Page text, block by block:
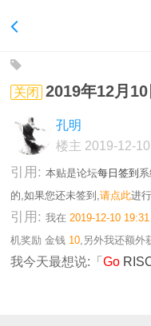
关闭 2019年12月
孔明
楼主 2019-12-
引用:本贴是论坛每日签到
的,如果您还未签到,请点此进
引用:我在 2019-12-10 19:31
机奖励金钱 10 ,另外我还额外
我今天最想说:「Go